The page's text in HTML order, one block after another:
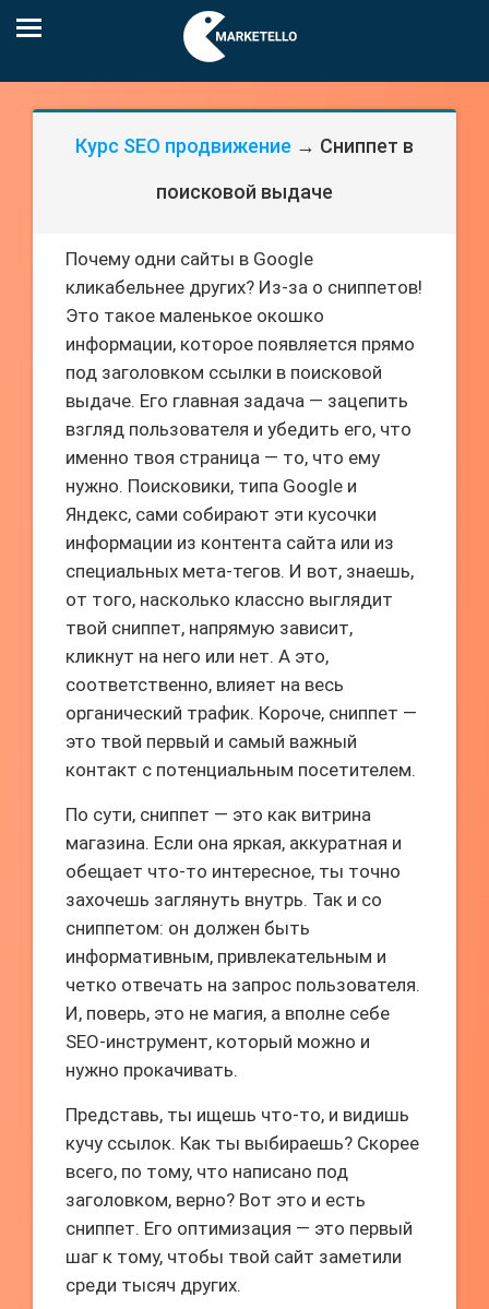
Курс SEO продвижение → Сниппет в
поисковой выдаче
Почему одни сайты в Google
кликабельнее других? Из-за о сниппетов!
Это такое маленькое окошко
информации, которое появляется прямо
под заголовком ссылки в поисковой
выдаче. Его главная задача — зацепить
взгляд пользователя и убедить его, что
именно твоя страница — то, что ему
нужно. Поисковики, типа Google и
Яндекс, сами собирают эти кусочки
информации из контента сайта или из
специальных мета-тегов. И вот, знаешь,
от того, насколько классно выглядит
твой сниппет, напрямую зависит,
кликнут на него или нет. А это,
соответственно, влияет на весь
органический трафик. Короче, сниппет —
это твой первый и самый важный
контакт с потенциальным посетителем.
По сути, сниппет — это как витрина
магазина. Если она яркая, аккуратная и
обещает что-то интересное, ты точно
захочешь заглянуть внутрь. Так и со
сниппетом: он должен быть
информативным, привлекательным и
четко отвечать на запрос пользователя.
И, поверь, это не магия, а вполне себе
SEO-инструмент, который можно и
нужно прокачивать.
Представь, ты ищешь что-то, и видишь
кучу ссылок. Как ты выбираешь? Скорее
всего, по тому, что написано под
заголовком, верно? Вот это и есть
сниппет. Его оптимизация — это первый
шаг к тому, чтобы твой сайт заметили
среди тысяч других.